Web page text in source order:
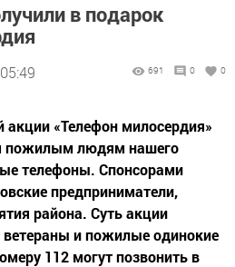
в подарок
691 0 0
акции «Телефон милосердия»
пожилым людям нашего
телефоны. Спонсорами
предприниматели,
района. Суть акции
ветераны и пожилые одинокие
112 могут позвонить в